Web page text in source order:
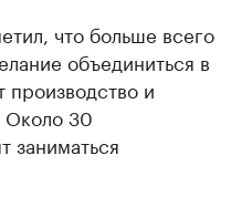
что больше всего
объединиться в
производство и
Около 30
заниматься